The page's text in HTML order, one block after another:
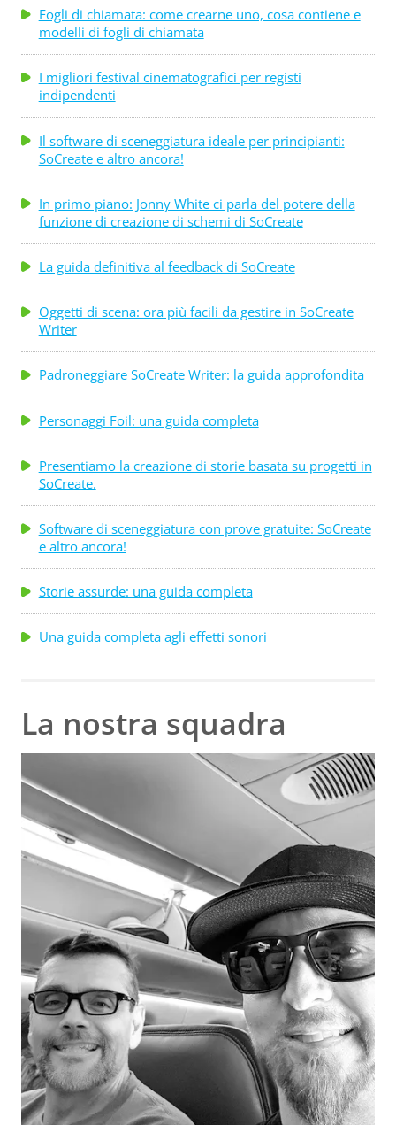
Fogli di chiamata: come crearne uno, cosa contiene e
modelli di fogli di chiamata
I migliori festival cinematografici per registi
indipendenti
Il software di sceneggiatura ideale per principianti:
SoCreate e altro ancora!
In primo piano: Jonny White ci parla del potere della
funzione di creazione di schemi di SoCreate
La guida definitiva al feedback di SoCreate
Oggetti di scena: ora più facili da gestire in SoCreate
Writer
Padroneggiare SoCreate Writer: la guida approfondita
Personaggi Foil: una guida completa
Presentiamo la creazione di storie basata su progetti in
SoCreate.
Software di sceneggiatura con prove gratuite: SoCreate
e altro ancora!
Storie assurde: una guida completa
Una guida completa agli effetti sonori
La nostra squadra